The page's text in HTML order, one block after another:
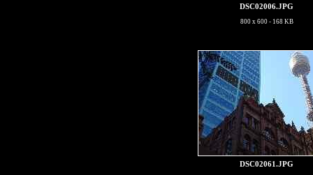
DSC02006.JPG
800 x 600 - 168 KB
DSC02061.JPG